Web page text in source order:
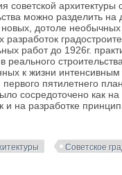
советской архитектуры
можно разделить
дотоле
разработок
работ до 1926г.
реального
к жизни
пятилетнего
сосредоточено как
и на разработке
Советское